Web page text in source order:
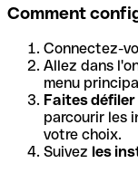
Comment
Connectez-
Allez dans
menu
Faites
parcourir les
votre choix.
Suivez les